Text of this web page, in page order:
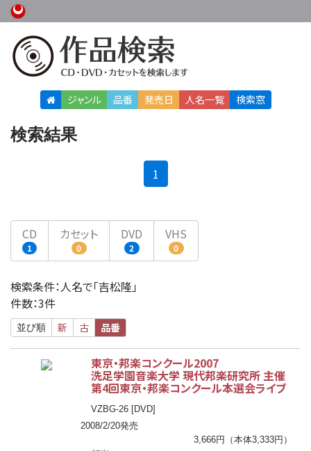
ジャンル 品番 発売日 人名一覧 検索窓
検索結果
1
CD
1
カセット
0
DVD
2
VHS
0
検索条件：人名で「吉松隆」
件数：3件
並び順 新 古 品番
東京・邦楽コンクール2007
洗足学園音楽大学 現代邦楽研究所 主催
第4回東京・邦楽コンクール本選会ライブ
VZBG-26 [DVD]
2008/2/20発売
3,666円（本体3,333円）